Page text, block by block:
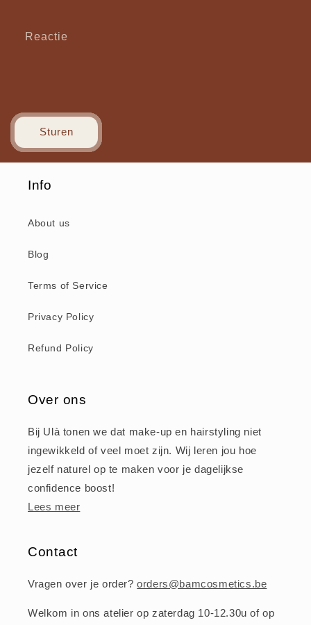
Reactie
Sturen
Info
About us
Blog
Terms of Service
Privacy Policy
Refund Policy
Over ons
Bij Ulà tonen we dat make-up en hairstyling niet
ingewikkeld of veel moet zijn. Wij leren jou hoe
jezelf naturel op te maken voor je dagelijkse
confidence boost!
Lees meer
Contact
Vragen over je order?orders@bamcosmetics.be
Welkom in ons atelier op zaterdag 10-12.30u of op